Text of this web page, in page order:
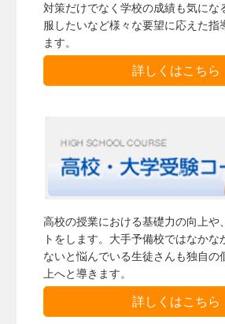
対策だけでなく学校の成績も気にな
服したいなど様々な要望に応えた指
ます。
詳しくはこちら
高校の授業における基礎力の向上や
トをします。大手予備校ではなかな
ないと悩んでいる生徒さんも独自の
上へと導きます。
詳しくはこちら